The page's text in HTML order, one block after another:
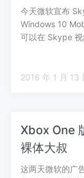
今天微软宣布
Windows 10
可以在 Skype
Xbox One
裸体大叔
这两天微软的广